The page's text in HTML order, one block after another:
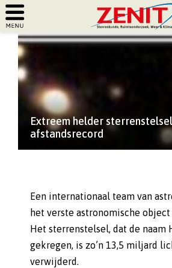
PRIMARY
MENU
Extreem helder
afstandsrecord
Een internationaal team van
het verste astronomische
Het sterrenstelsel, dat de naam
gekregen, is zo’n 13,5 miljard
verwijderd.